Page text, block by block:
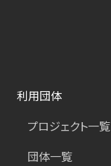
利用団体
プロジェクト一覧
団体一覧